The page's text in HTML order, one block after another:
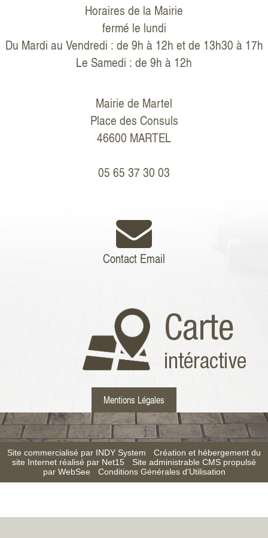
Horaires de la Mairie
fermé le lundi
Du Mardi au Vendredi : de 9h à 12h et de 13h30 à 17h
Le Samedi : de 9h à 12h
Mairie de Martel
Place des Consuls
46600 MARTEL
05 65 37 30 03
Contact Email
Mentions Légales
Site commercialisé par INDY System
Création et hébergement du
site Internet réalisé par Net15
Site administrable CMS propulsé
par WebSee
Conditions Générales d'Utilisation